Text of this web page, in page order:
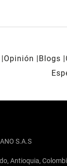
Opinión Blogs
S.A.S
Antioquia,